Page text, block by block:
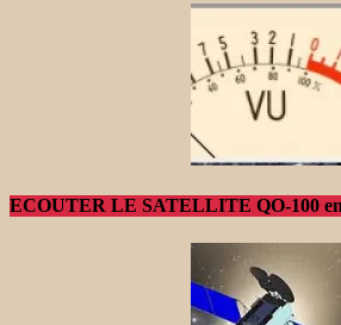
ECOUTER LE SATELLITE QO-100